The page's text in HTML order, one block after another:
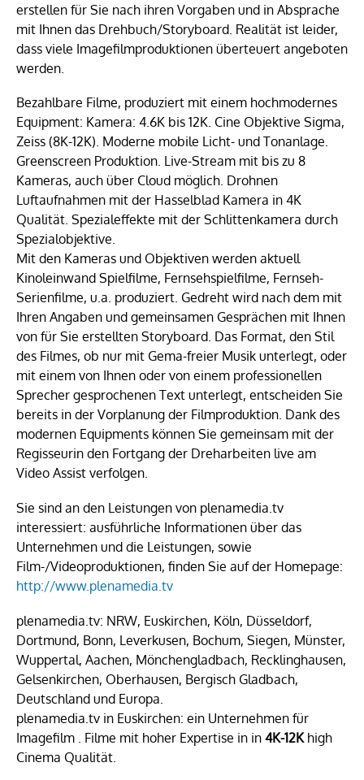
erstellen für Sie nach ihren Vorgaben und in Absprache
mit Ihnen das Drehbuch/Storyboard. Realität ist leider,
dass viele Imagefilmproduktionen überteuert angeboten
werden.
Bezahlbare Filme, produziert mit einem hochmodernes
Equipment: Kamera: 4.6K bis 12K. Cine Objektive Sigma,
Zeiss (8K-12K). Moderne mobile Licht- und Tonanlage.
Greenscreen Produktion. Live-Stream mit bis zu 8
Kameras, auch über Cloud möglich. Drohnen
Luftaufnahmen mit der Hasselblad Kamera in 4K
Qualität. Spezialeffekte mit der Schlittenkamera durch
Spezialobjektive.
Mit den Kameras und Objektiven werden aktuell
Kinoleinwand Spielfilme, Fernsehspielfilme, Fernseh-
Serienfilme, u.a. produziert. Gedreht wird nach dem mit
Ihren Angaben und gemeinsamen Gesprächen mit Ihnen
von für Sie erstellten Storyboard. Das Format, den Stil
des Filmes, ob nur mit Gema-freier Musik unterlegt, oder
mit einem von Ihnen oder von einem professionellen
Sprecher gesprochenen Text unterlegt, entscheiden Sie
bereits in der Vorplanung der Filmproduktion. Dank des
modernen Equipments können Sie gemeinsam mit der
Regisseurin den Fortgang der Dreharbeiten live am
Video Assist verfolgen.
Sie sind an den Leistungen von plenamedia.tv
interessiert: ausführliche Informationen über das
Unternehmen und die Leistungen, sowie
Film-/Videoproduktionen, finden Sie auf der Homepage:
http://www.plenamedia.tv
plenamedia.tv: NRW, Euskirchen, Köln, Düsseldorf,
Dortmund, Bonn, Leverkusen, Bochum, Siegen, Münster,
Wuppertal, Aachen, Mönchengladbach, Recklinghausen,
Gelsenkirchen, Oberhausen, Bergisch Gladbach,
Deutschland und Europa.
plenamedia.tv in Euskirchen: ein Unternehmen für
Imagefilm . Filme mit hoher Expertise in in 4K-12Khigh
Cinema Qualität.